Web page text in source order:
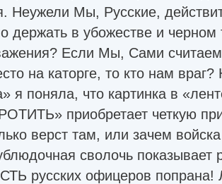
Неужели Мы, Русские,
держать в убожестве и
Если Мы, Сами
на каторге, то кто нам
я поняла, что картинка в
приобретает четкую
верст там, или зачем
сволочь показывает
русских офицеров попрана!